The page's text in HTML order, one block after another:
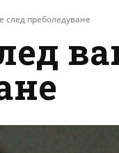
след преболедуване